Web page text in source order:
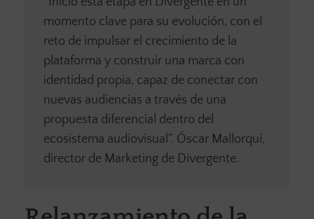
momento clave para su evolución, con el
reto de impulsar el crecimiento de la
plataforma y construir una marca con
identidad propia, capaz de conectar con
nuevas audiencias a través de una
propuesta diferencial dentro del
ecosistema audiovisual”. Óscar Mallorquí,
director de Marketing de Divergente.